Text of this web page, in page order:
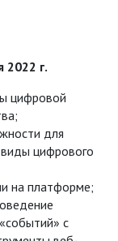
2022 г.
цифровой
для
цифрового
на платформе;
с